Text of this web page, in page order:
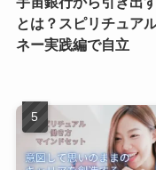
とは？スピリチュア
ネー実践編で自立